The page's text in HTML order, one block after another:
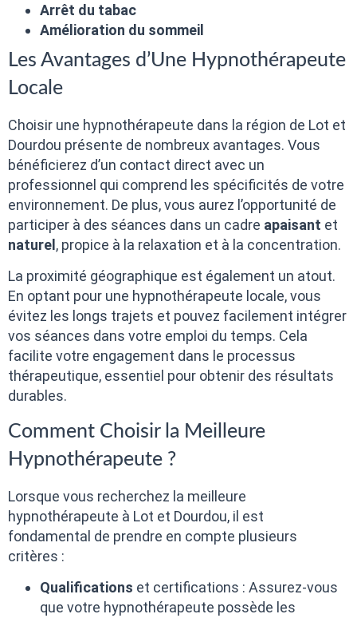
Arrêt du tabac
Amélioration du sommeil
Les Avantages d’Une Hypnothérapeute
Locale
Choisir une hypnothérapeute dans la région de Lot et
Dourdou présente de nombreux avantages. Vous
bénéficierez d’un contact direct avec un
professionnel qui comprend les spécificités de votre
environnement. De plus, vous aurez l’opportunité de
participer à des séances dans un cadre apaisant et
naturel , propice à la relaxation et à la concentration.
La proximité géographique est également un atout.
En optant pour une hypnothérapeute locale, vous
évitez les longs trajets et pouvez facilement intégrer
vos séances dans votre emploi du temps. Cela
facilite votre engagement dans le processus
thérapeutique, essentiel pour obtenir des résultats
durables.
Comment Choisir la Meilleure
Hypnothérapeute ?
Lorsque vous recherchez la meilleure
hypnothérapeute à Lot et Dourdou, il est
fondamental de prendre en compte plusieurs
critères :
Qualifications et certifications : Assurez-vous
que votre hypnothérapeute possède les